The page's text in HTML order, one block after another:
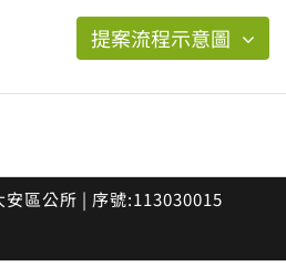
提案流程示意圖
區公所 | 序號:113030015